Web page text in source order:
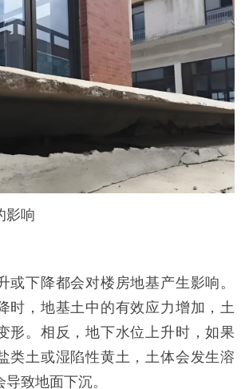
影响
或下降都会对楼房地基产生影响。
时，地基土中的有效应力增加，土
形。相反，地下水位上升时，如果
类土或湿陷性黄土，土体会发生溶
致地面下沉。